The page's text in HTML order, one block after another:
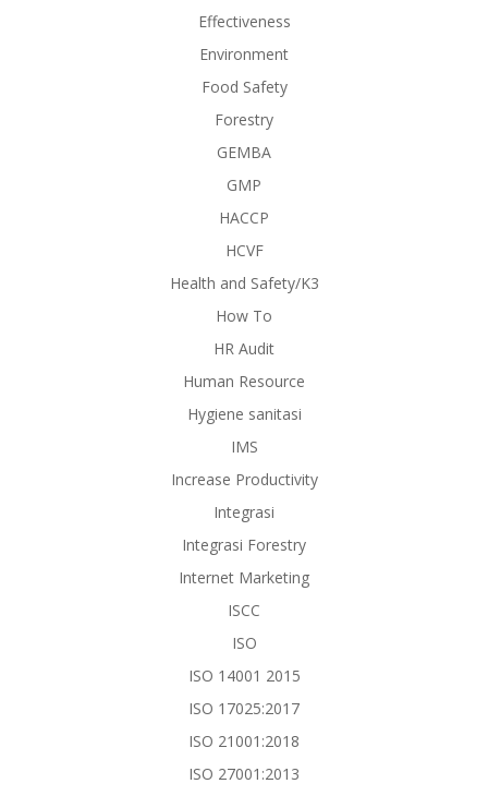
Effectiveness
Environment
Food Safety
Forestry
GEMBA
GMP
HACCP
HCVF
Health and Safety/K3
How To
HR Audit
Human Resource
Hygiene sanitasi
IMS
Increase Productivity
Integrasi
Integrasi Forestry
Internet Marketing
ISCC
ISO
ISO 14001 2015
ISO 17025:2017
ISO 21001:2018
ISO 27001:2013